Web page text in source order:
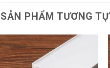
SẢN PHẨM TƯƠNG TỰ